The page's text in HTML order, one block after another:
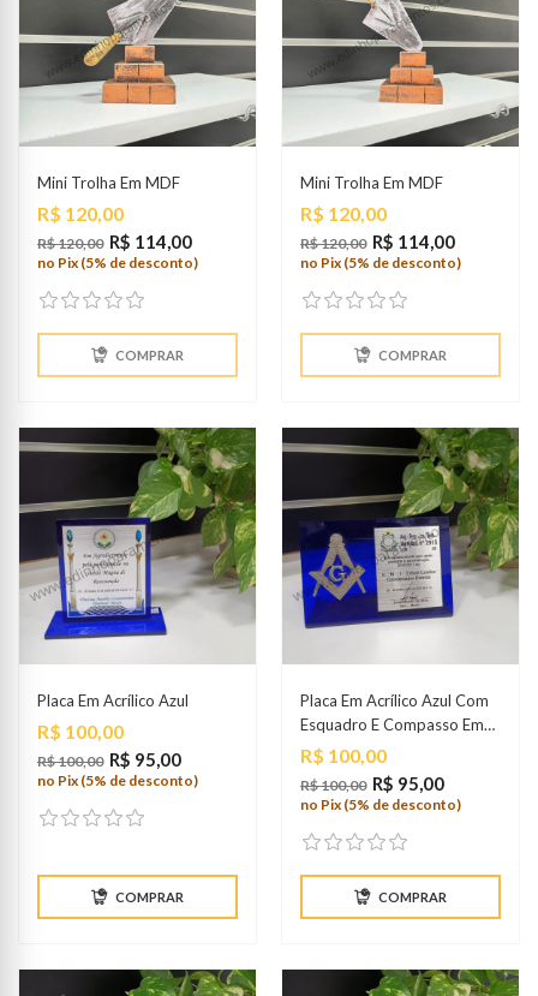
Mini Trolha Em MDF
Preço
R$ 120,00
R$ 120,00 R$ 114,00
no Pix (5% de desconto)
COMPRAR
Mini Trolha Em MDF
Preço
R$ 120,00
R$ 120,00 R$ 114,00
no Pix (5% de desconto)
COMPRAR
Placa Em Acrílico Azul
Preço
R$ 100,00
R$ 100,00 R$ 95,00
no Pix (5% de desconto)
COMPRAR
Placa Em Acrílico Azul Com
Esquadro E Compasso Em
Metal Prateado
Preço
R$ 100,00
R$ 100,00 R$ 95,00
no Pix (5% de desconto)
COMPRAR